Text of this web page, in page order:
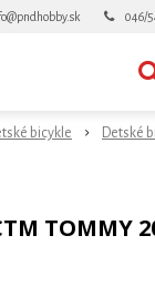
046/
bicykle
Detské
TOMMY